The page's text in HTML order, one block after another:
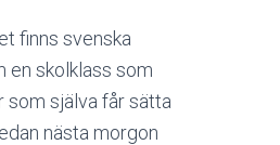
finns svenska
en skolklass som
som själva får sätta
nästa morgon